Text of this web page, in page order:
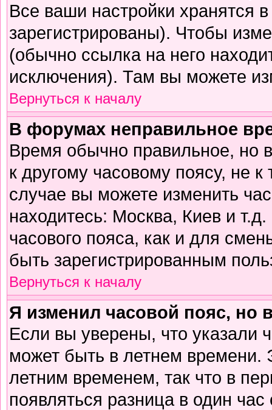
Все ваши настройки хранятся
зарегистрированы). Чтобы
(обычно ссылка на него
исключения). Там вы можете
Вернуться к началу
В форумах неправильное
Время обычно правильное, но
к другому часовому поясу, не
случае вы можете изменить
находитесь: Москва, Киев и
часового пояса, как и для
быть зарегистрированным
Вернуться к началу
Я изменил часовой пояс, но
Если вы уверены, что указали
может быть в летнем времени.
летним временем, так что в
появляться разница в один